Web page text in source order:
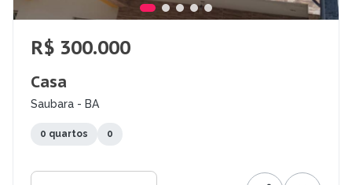
R$ 300.000
Casa
Saubara - BA
0 quartos 0